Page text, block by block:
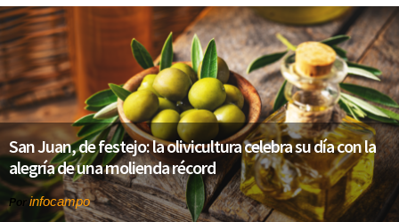
San Juan, de festejo: la olivicultura celebra su día con la
alegría de una molienda récord
Por infocampo